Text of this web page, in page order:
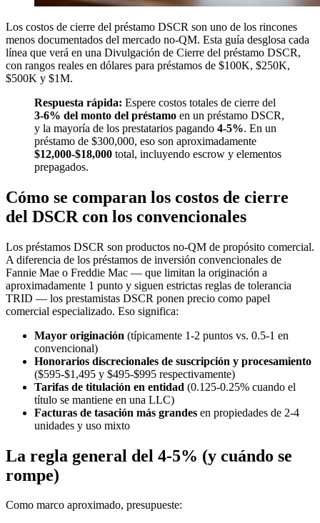
Los costos de cierre del préstamo DSCR son uno de los rincones
menos documentados del mercado no-QM. Esta guía desglosa cada
línea que verá en una Divulgación de Cierre del préstamo DSCR,
con rangos reales en dólares para préstamos de $100K, $250K,
$500K y $1M.
Respuesta rápida: Espere costos totales de cierre del
3-6% del monto del préstamo en un préstamo DSCR,
y la mayoría de los prestatarios pagando 4-5%. En un
préstamo de $300,000, eso son aproximadamente
$12,000-$18,000 total, incluyendo escrow y elementos
prepagados.
Cómo se comparan los costos de cierre
del DSCR con los convencionales
Los préstamos DSCR son productos no-QM de propósito comercial.
A diferencia de los préstamos de inversión convencionales de
Fannie Mae o Freddie Mac — que limitan la originación a
aproximadamente 1 punto y siguen estrictas reglas de tolerancia
TRID — los prestamistas DSCR ponen precio como papel
comercial especializado. Eso significa:
Mayor originación (típicamente 1-2 puntos vs. 0.5-1 en
convencional)
Honorarios discrecionales de suscripción y procesamiento
($595-$1,495 y $495-$995 respectivamente)
Tarifas de titulación en entidad (0.125-0.25% cuando el
título se mantiene en una LLC)
Facturas de tasación más grandes en propiedades de 2-4
unidades y uso mixto
La regla general del 4-5% (y cuándo se
rompe)
Como marco aproximado, presupueste: